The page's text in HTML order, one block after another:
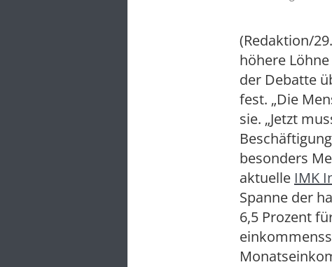
(Redaktion/
höhere
der Debatte
fest. „Die
sie. „Jetzt
besonders
aktuelle IMK
Spanne der
6,5 Prozent